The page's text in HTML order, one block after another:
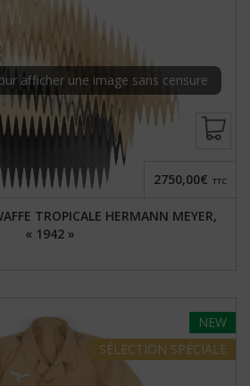
afficher une image sans censure
TROPICALE HERMANN MEYER,
« 1942 »
2750,00€ TTC
NEW
SÉLECTION SPÉCIALE